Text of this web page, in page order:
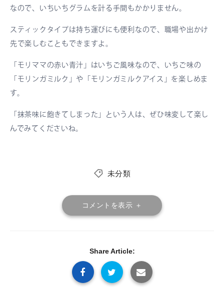
なので、いちいちグラムを計る手間もかかりません。
スティックタイプは持ち運びにも便利なので、職場や出かけ
先で楽しむこともできますよ。
「モリママの赤い青汁」はいちご風味なので、いちご味の
「モリンガミルク」や「モリンガミルクアイス」を楽しめま
す。
「抹茶味に飽きてしまった」という人は、ぜひ味変して楽し
んでみてくださいね。
未分類
コメントを表示 ＋
Share Article: